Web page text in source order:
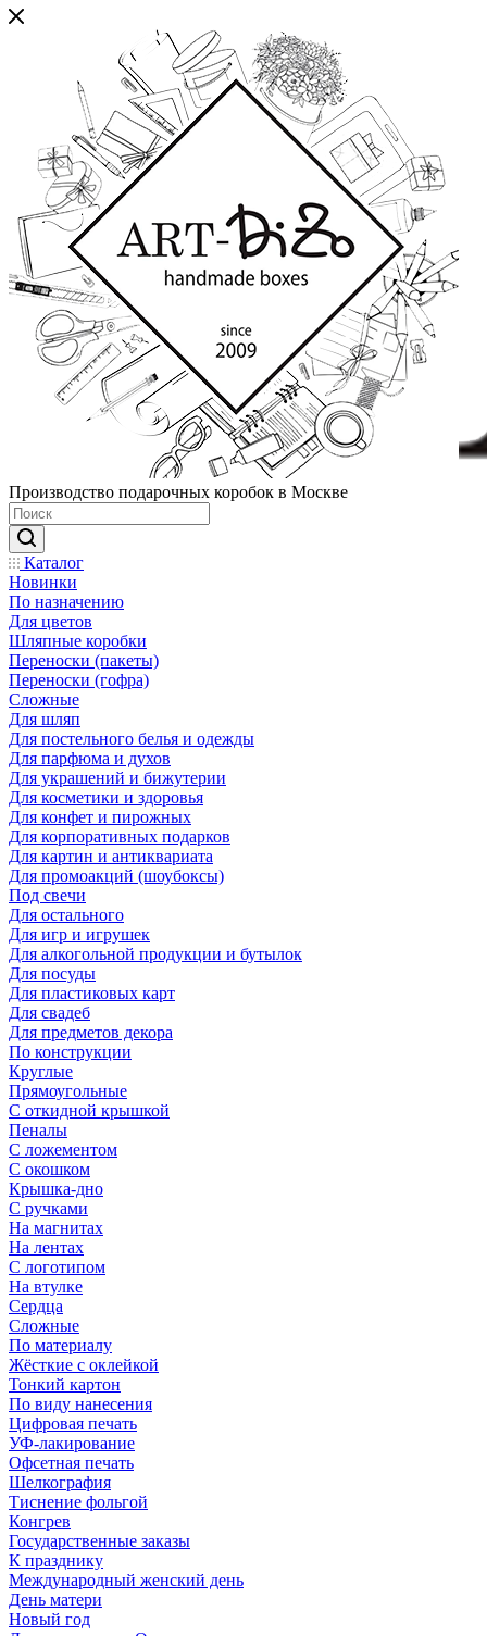
Производство подарочных коробок в Москве
Каталог
Новинки
По назначению
Для цветов
Шляпные коробки
Переноски (пакеты)
Переноски (гофра)
Сложные
Для шляп
Для постельного белья и одежды
Для парфюма и духов
Для украшений и бижутерии
Для косметики и здоровья
Для конфет и пирожных
Для корпоративных подарков
Для картин и антиквариата
Для промоакций (шоубоксы)
Под свечи
Для остального
Для игр и игрушек
Для алкогольной продукции и бутылок
Для посуды
Для пластиковых карт
Для свадеб
Для предметов декора
По конструкции
Круглые
Прямоугольные
С откидной крышкой
Пеналы
С ложементом
С окошком
Крышка-дно
С ручками
На магнитах
На лентах
С логотипом
На втулке
Сердца
Сложные
По материалу
Жёсткие с оклейкой
Тонкий картон
По виду нанесения
Цифровая печать
УФ-лакирование
Офсетная печать
Шелкография
Тиснение фольгой
Конгрев
Государственные заказы
К празднику
Международный женский день
День матери
Новый год